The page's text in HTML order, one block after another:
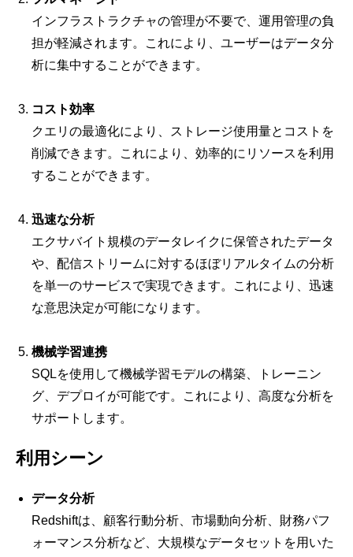
インフラストラクチャの管理が不要で、運用管理の負
担が軽減されます。これにより、ユーザーはデータ分
析に集中することができます。
コスト効率
クエリの最適化により、ストレージ使用量とコストを
削減できます。これにより、効率的にリソースを利用
することができます。
迅速な分析
エクサバイト規模のデータレイクに保管されたデータ
や、配信ストリームに対するほぼリアルタイムの分析
を単一のサービスで実現できます。これにより、迅速
な意思決定が可能になります。
機械学習連携
SQLを使用して機械学習モデルの構築、トレーニン
グ、デプロイが可能です。これにより、高度な分析を
サポートします。
利用シーン
データ分析
Redshiftは、顧客行動分析、市場動向分析、財務パフ
ォーマンス分析など、大規模なデータセットを用いた